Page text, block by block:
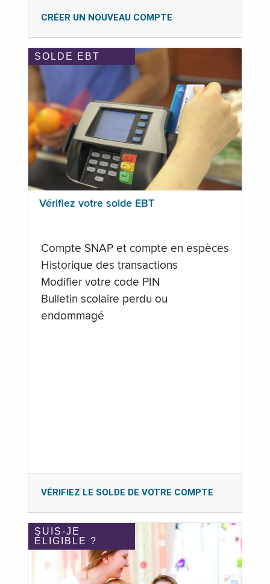
CRÉER UN NOUVEAU COMPTE
SOLDE EBT
Vérifiez votre solde EBT
Compte SNAP et compte en espèces
Historique des transactions
Modifier votre code PIN
Bulletin scolaire perdu ou
endommagé
VÉRIFIEZ LE SOLDE DE VOTRE COMPTE
SUIS-JE
ÉLIGIBLE ?